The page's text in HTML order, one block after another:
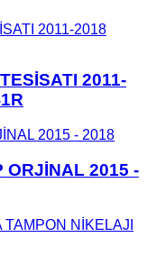
2011-
ORJİNAL 2015 -